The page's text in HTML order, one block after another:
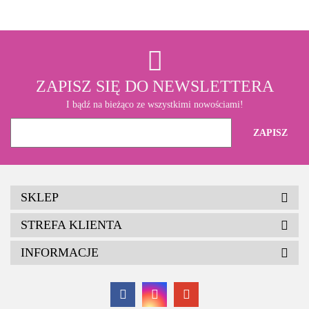
ZAPISZ SIĘ DO NEWSLETTERA
I bądź na bieżąco ze wszystkimi nowościami!
SKLEP
STREFA KLIENTA
INFORMACJE